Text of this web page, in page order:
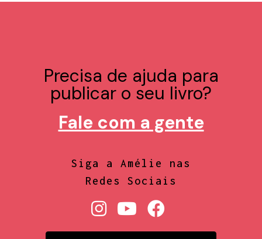
Precisa de ajuda para
publicar o seu livro?
Fale com a gente
Siga a Amélie nas
Redes Sociais